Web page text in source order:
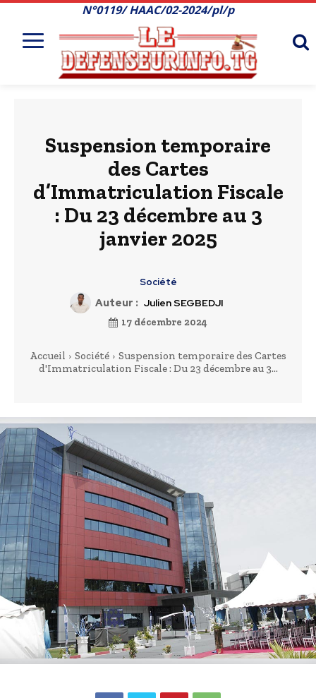
N°0119/ HAAC/02-2024/pl/p
Suspension temporaire
des Cartes
d’Immatriculation Fiscale
: Du 23 décembre au 3
janvier 2025
Société
Auteur : Julien SEGBEDJI
17 décembre 2024
Accueil Société
Suspension temporaire des Cartes
d'Immatriculation Fiscale : Du 23 décembre au 3...